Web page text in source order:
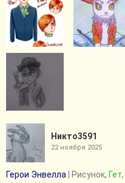
Никто3591
22 ноября 2025
Герои Энвелла | Рисунок, Гет,